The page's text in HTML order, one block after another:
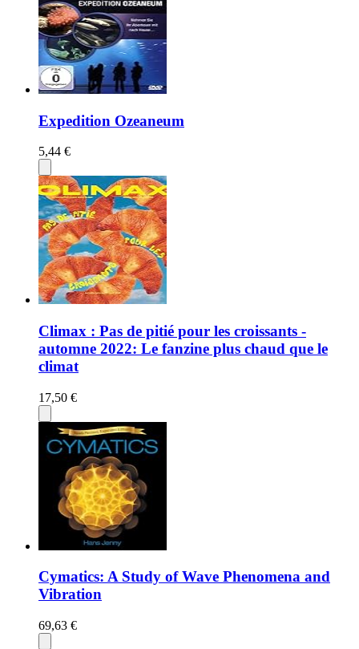
Expedition Ozeaneum
5,44 €
Climax : Pas de pitié pour les croissants -
automne 2022: Le fanzine plus chaud que le
climat
17,50 €
Cymatics: A Study of Wave Phenomena and
Vibration
69,63 €